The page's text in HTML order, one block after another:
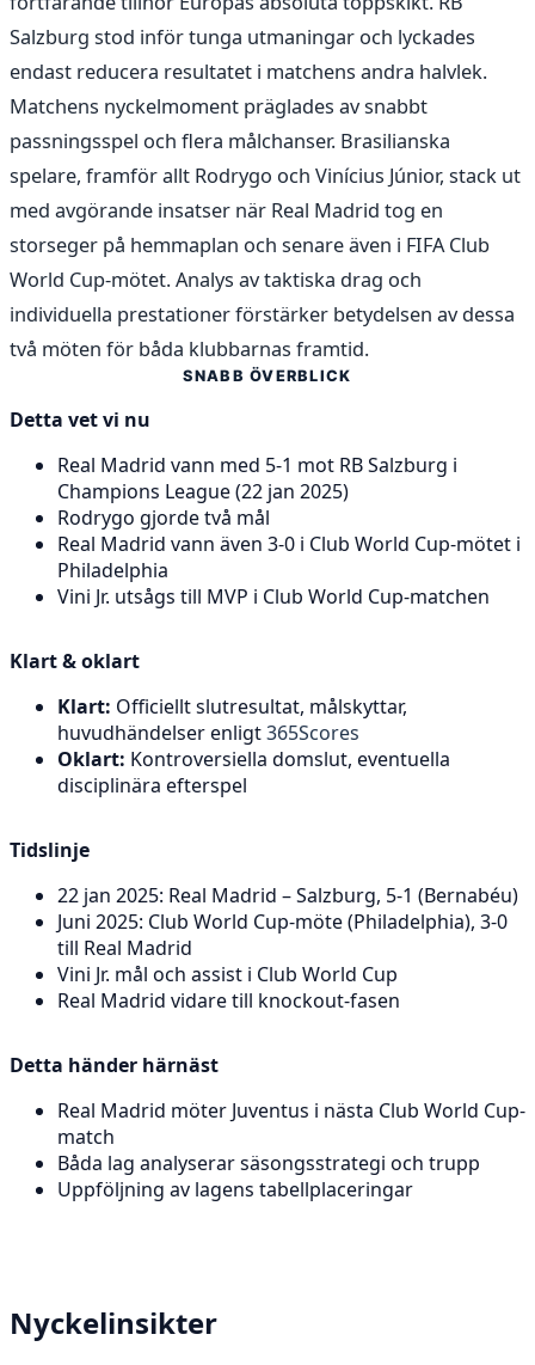
Salzburg stod inför tunga utmaningar och lyckades
endast reducera resultatet i matchens andra halvlek.
Matchens nyckelmoment präglades av snabbt
passningsspel och flera målchanser. Brasilianska
spelare, framför allt Rodrygo och Vinícius Júnior, stack ut
med avgörande insatser när Real Madrid tog en
storseger på hemmaplan och senare även i FIFA Club
World Cup-mötet. Analys av taktiska drag och
individuella prestationer förstärker betydelsen av dessa
två möten för båda klubbarnas framtid.
SNABB ÖVERBLICK
Detta vet vi nu
Real Madrid vann med 5-1 mot RB Salzburg i
Champions League (22 jan 2025)
Rodrygo gjorde två mål
Real Madrid vann även 3-0 i Club World Cup-mötet i
Philadelphia
Vini Jr. utsågs till MVP i Club World Cup-matchen
Klart & oklart
Klart: Officiellt slutresultat, målskyttar,
huvudhändelser enligt365Scores
Oklart: Kontroversiella domslut, eventuella
disciplinära efterspel
Tidslinje
22 jan 2025: Real Madrid – Salzburg, 5-1 (Bernabéu)
Juni 2025: Club World Cup-möte (Philadelphia), 3-0
till Real Madrid
Vini Jr. mål och assist i Club World Cup
Real Madrid vidare till knockout-fasen
Detta händer härnäst
Real Madrid möter Juventus i nästa Club World Cup-
match
Båda lag analyserar säsongsstrategi och trupp
Uppföljning av lagens tabellplaceringar
Nyckelinsikter